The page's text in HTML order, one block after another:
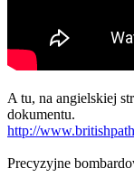
A tu, na angielskiej
dokumentu.
http://
Precyzyjne